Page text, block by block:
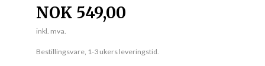
NOK 549,00
inkl. mva.
Bestillingsvare, 1-3 ukers leveringstid.